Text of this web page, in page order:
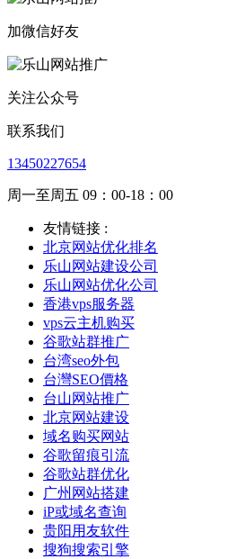
加微信好友
关注公众号
联系我们
13450227654
周一至周五 09：00-18：00
友情链接 :
北京网站优化排名
乐山网站建设公司
乐山网站优化公司
香港vps服务器
vps云主机购买
谷歌站群推广
台湾seo外包
台灣SEO價格
台山网站推广
北京网站建设
域名购买网站
谷歌留痕引流
谷歌站群优化
广州网站搭建
iP或域名查询
贵阳用友软件
搜狗搜索引擎